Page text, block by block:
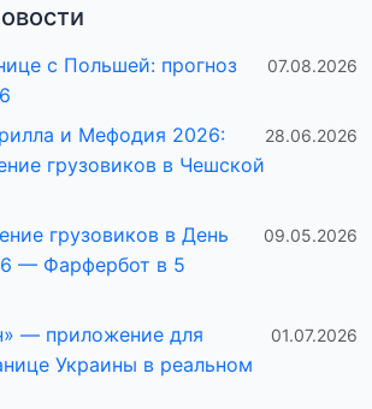
с Польшей: прогноз
07.08.2026
и Мефодия 2026:
грузовиков в Чешской
28.06.2026
грузовиков в День
— Фарфербот в 5
09.05.2026
— приложение для
Украины в реальном
01.07.2026